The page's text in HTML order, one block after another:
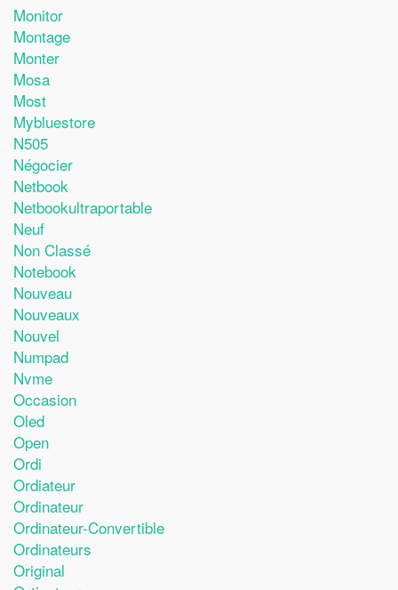
Monitor
Montage
Monter
Mosa
Most
Mybluestore
N505
Négocier
Netbook
Netbookultraportable
Neuf
Non Classé
Notebook
Nouveau
Nouveaux
Nouvel
Numpad
Nvme
Occasion
Oled
Open
Ordi
Ordiateur
Ordinateur
Ordinateur-Convertible
Ordinateurs
Original